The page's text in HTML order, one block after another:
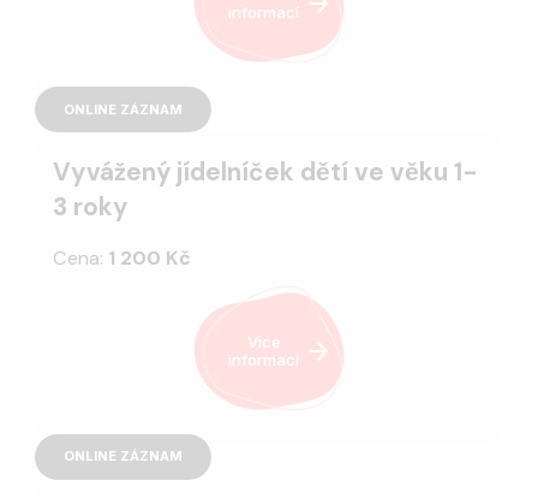
informací
ONLINE ZÁZNAM
Vyvážený jídelníček dětí ve věku 1-
3 roky
Cena: 1 200 Kč
Více
informací
ONLINE ZÁZNAM